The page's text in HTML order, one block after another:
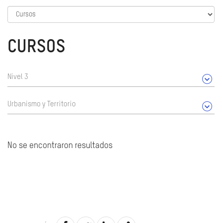
CURSOS
Nivel 3
Urbanismo y Territorio
No se encontraron resultados